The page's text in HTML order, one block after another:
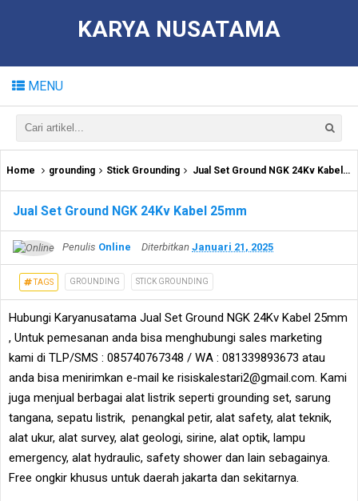
KARYA NUSATAMA
MENU
Home grounding Stick Grounding Jual Set Ground NGK 24Kv Kabel 25mm
Jual Set Ground NGK 24Kv Kabel 25mm
Penulis Online Diterbitkan Januari 21, 2025
TAGS GROUNDING STICK GROUNDING
Hubungi Karyanusatama Jual Set Ground NGK 24Kv Kabel 25mm
, Untuk pemesanan anda bisa menghubungi sales marketing
kami di TLP/SMS : 085740767348 / WA : 081339893673 atau
anda bisa menirimkan e-mail ke risiskalestari2@gmail.com. Kami
juga menjual berbagai alat listrik seperti grounding set, sarung
tangana, sepatu listrik, penangkal petir, alat safety, alat teknik,
alat ukur, alat survey, alat geologi, sirine, alat optik, lampu
emergency, alat hydraulic, safety shower dan lain sebagainya.
Free ongkir khusus untuk daerah jakarta dan sekitarnya.